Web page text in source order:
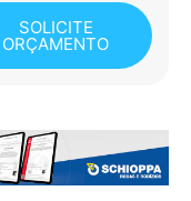
SOLICITE
ORÇAMENTO